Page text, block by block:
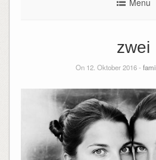
zwei
On 12. Oktober 2016 -